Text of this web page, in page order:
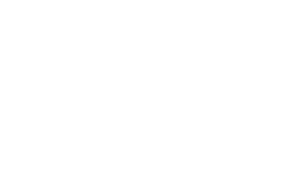
Kindheitstagen in Form des Punishers ein Teil dieser
Bandes ist. Es ist ein Held, der leider nur 2004 auf der
uns auf die zweite Staffel von Daredevil, in der Jon